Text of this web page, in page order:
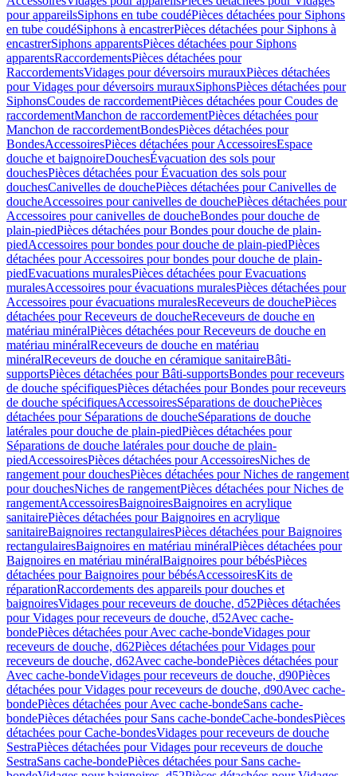
pour appareilsSiphons en tube coudéPièces détachées pour Siphons
en tube coudéSiphons à encastrerPièces détachées pour Siphons à
encastrerSiphons apparentsPièces détachées pour Siphons
apparentsRaccordementsPièces détachées pour
RaccordementsVidages pour déversoirs murauxPièces détachées
pour Vidages pour déversoirs murauxSiphonsPièces détachées pour
SiphonsCoudes de raccordementPièces détachées pour Coudes de
raccordementManchon de raccordementPièces détachées pour
Manchon de raccordementBondesPièces détachées pour
BondesAccessoiresPièces détachées pour AccessoiresEspace
douche et baignoireDouchesÉvacuation des sols pour
douchesPièces détachées pour Évacuation des sols pour
douchesCanivelles de douchePièces détachées pour Canivelles de
doucheAccessoires pour canivelles de douchePièces détachées pour
Accessoires pour canivelles de doucheBondes pour douche de
plain-piedPièces détachées pour Bondes pour douche de plain-
piedAccessoires pour bondes pour douche de plain-piedPièces
détachées pour Accessoires pour bondes pour douche de plain-
piedEvacuations muralesPièces détachées pour Evacuations
muralesAccessoires pour évacuations muralesPièces détachées pour
Accessoires pour évacuations muralesReceveurs de douchePièces
détachées pour Receveurs de doucheReceveurs de douche en
matériau minéralPièces détachées pour Receveurs de douche en
matériau minéralReceveurs de douche en matériau
minéralReceveurs de douche en céramique sanitaireBâti-
supportsPièces détachées pour Bâti-supportsBondes pour receveurs
de douche spécifiquesPièces détachées pour Bondes pour receveurs
de douche spécifiquesAccessoiresSéparations de douchePièces
détachées pour Séparations de doucheSéparations de douche
latérales pour douche de plain-piedPièces détachées pour
Séparations de douche latérales pour douche de plain-
piedAccessoiresPièces détachées pour AccessoiresNiches de
rangement pour douchesPièces détachées pour Niches de rangement
pour douchesNiches de rangementPièces détachées pour Niches de
rangementAccessoiresBaignoiresBaignoires en acrylique
sanitairePièces détachées pour Baignoires en acrylique
sanitaireBaignoires rectangulairesPièces détachées pour Baignoires
rectangulairesBaignoires en matériau minéralPièces détachées pour
Baignoires en matériau minéralBaignoires pour bébésPièces
détachées pour Baignoires pour bébésAccessoiresKits de
réparationRaccordements des appareils pour douches et
baignoiresVidages pour receveurs de douche, d52Pièces détachées
pour Vidages pour receveurs de douche, d52Avec cache-
bondePièces détachées pour Avec cache-bondeVidages pour
receveurs de douche, d62Pièces détachées pour Vidages pour
receveurs de douche, d62Avec cache-bondePièces détachées pour
Avec cache-bondeVidages pour receveurs de douche, d90Pièces
détachées pour Vidages pour receveurs de douche, d90Avec cache-
bondePièces détachées pour Avec cache-bondeSans cache-
bondePièces détachées pour Sans cache-bondeCache-bondesPièces
détachées pour Cache-bondesVidages pour receveurs de douche
SestraPièces détachées pour Vidages pour receveurs de douche
SestraSans cache-bondePièces détachées pour Sans cache-